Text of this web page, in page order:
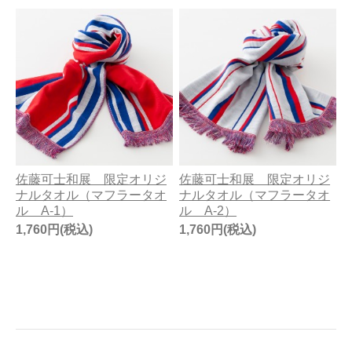
佐藤可士和展 限定オリジ
ナルタオル（マフラータオ
ル A-1）
1,760円(税込)
佐藤可士和展 限定オリジ
ナルタオル（マフラータオ
ル A-2）
1,760円(税込)